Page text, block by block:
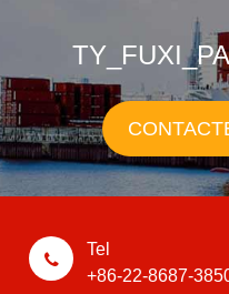
Tel
+86-22-8687-